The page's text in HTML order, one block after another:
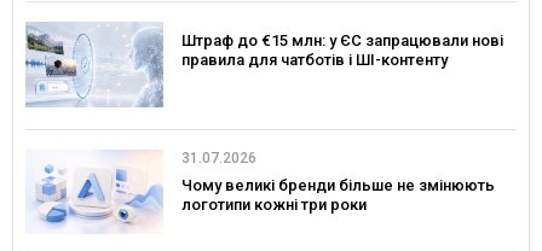
Штраф до €15 млн: у ЄС запрацювали нові
правила для чатботів і ШІ-контенту
31.07.2026
Чому великі бренди більше не змінюють
логотипи кожні три роки